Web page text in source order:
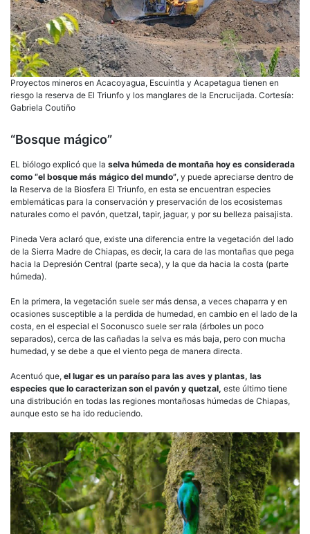
Proyectos mineros en Acacoyagua, Escuintla y Acapetagua tienen en
riesgo la reserva de El Triunfo y los manglares de la Encrucijada. Cortesía:
Gabriela Coutiño
“Bosque mágico”
EL biólogo explicó que la selva húmeda de montaña hoy es considerada
como “el bosque más mágico del mundo”, y puede apreciarse dentro de
la Reserva de la Biosfera El Triunfo, en esta se encuentran especies
emblemáticas para la conservación y preservación de los ecosistemas
naturales como el pavón, quetzal, tapir, jaguar, y por su belleza paisajista.
Pineda Vera aclaró que, existe una diferencia entre la vegetación del lado
de la Sierra Madre de Chiapas, es decir, la cara de las montañas que pega
hacia la Depresión Central (parte seca), y la que da hacia la costa (parte
húmeda).
En la primera, la vegetación suele ser más densa, a veces chaparra y en
ocasiones susceptible a la perdida de humedad, en cambio en el lado de la
costa, en el especial el Soconusco suele ser rala (árboles un poco
separados), cerca de las cañadas la selva es más baja, pero con mucha
humedad, y se debe a que el viento pega de manera directa.
Acentuó que, el lugar es un paraíso para las aves y plantas, las
especies que lo caracterizan son el pavón y quetzal, este último tiene
una distribución en todas las regiones montañosas húmedas de Chiapas,
aunque esto se ha ido reduciendo.